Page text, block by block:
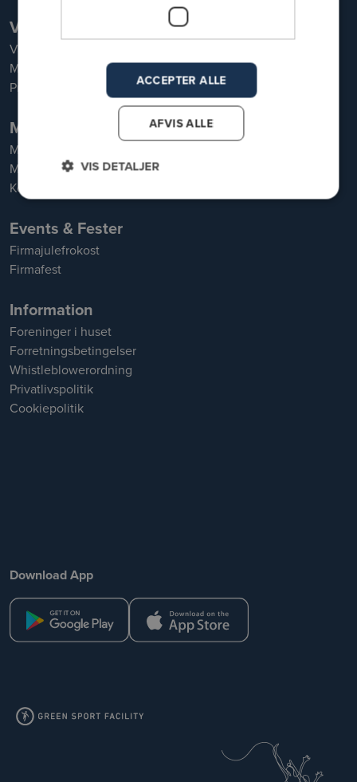
Vand & Motion
Vand
Motion
Priser og medlemskaber
Møder & Konferencer
Mødepakker
Mødelokaler
Konferencelokaler
Events & Fester
Firmajulefrokost
Firmafest
Information
Foreninger i huset
Forretningsbetingelser
Whistleblowerordning
Privatlivspolitik
Cookiepolitik
Download App
ACCEPTER ALLE
AFVIS ALLE
VIS DETALJER